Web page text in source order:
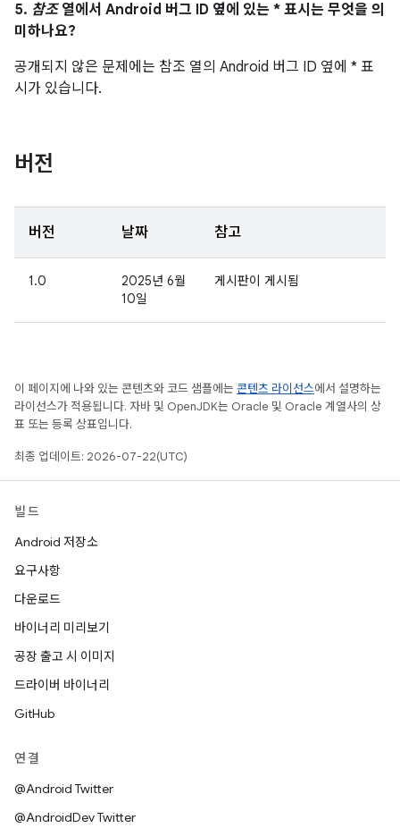
5. 참조열에서 Android 버그 ID 옆에 있는 * 표시는 무엇을 의
미하나요?
공개되지 않은 문제에는 참조 열의 Android 버그 ID 옆에 * 표
시가 있습니다.
버전
버전 날짜 참고
1.0
2025년 6월
10일
게시판이 게시됨
이 페이지에 나와 있는 콘텐츠와 코드 샘플에는 콘텐츠 라이선스에서 설명하는
라이선스가 적용됩니다. 자바 및 OpenJDK는 Oracle 및 Oracle 계열사의 상
표 또는 등록 상표입니다.
최종 업데이트: 2026-07-22(UTC)
빌드
Android 저장소
요구사항
다운로드
바이너리 미리보기
공장 출고 시 이미지
드라이버 바이너리
GitHub
연결
@Android Twitter
@AndroidDev Twitter